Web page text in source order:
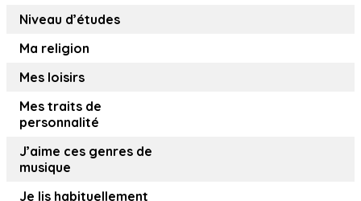
Niveau d’études
Ma religion
Mes loisirs
Mes traits de
personnalité
J’aime ces genres de
musique
Je lis habituellement